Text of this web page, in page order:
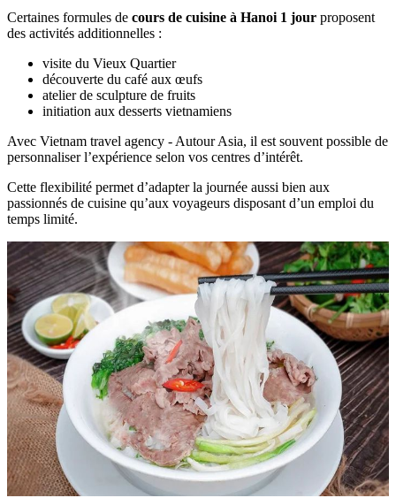
Certaines formules de cours de cuisine à Hanoi 1 jour proposent
des activités additionnelles :
visite du Vieux Quartier
découverte du café aux œufs
atelier de sculpture de fruits
initiation aux desserts vietnamiens
Avec Vietnam travel agency - Autour Asia, il est souvent possible de
personnaliser l’expérience selon vos centres d’intérêt.
Cette flexibilité permet d’adapter la journée aussi bien aux
passionnés de cuisine qu’aux voyageurs disposant d’un emploi du
temps limité.